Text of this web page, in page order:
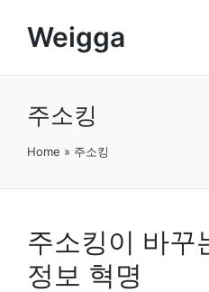
Weigga
주소킹
Home » 주소킹
주소킹이 바꾸
정보 혁명